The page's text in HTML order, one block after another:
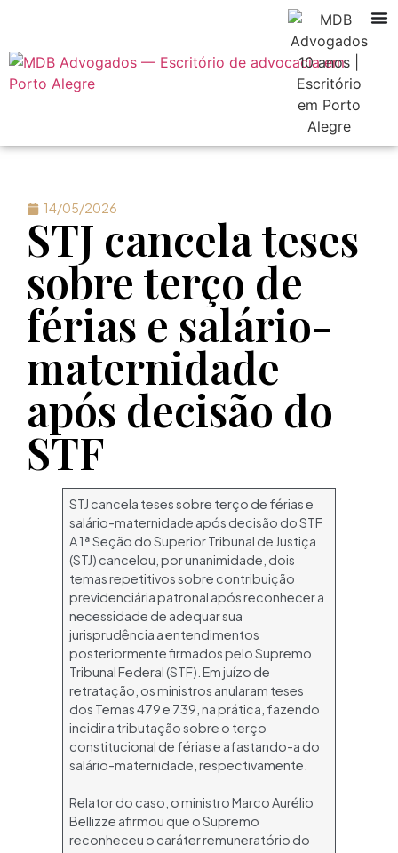
14/05/2026
STJ cancela teses
sobre terço de
férias e salário-
maternidade
após decisão do
STF
STJ cancela teses sobre terço de férias e
salário-maternidade após decisão do STF
A 1ª Seção do Superior Tribunal de Justiça
(STJ) cancelou, por unanimidade, dois
temas repetitivos sobre contribuição
previdenciária patronal após reconhecer a
necessidade de adequar sua
jurisprudência a entendimentos
posteriormente firmados pelo Supremo
Tribunal Federal (STF). Em juízo de
retratação, os ministros anularam teses
dos Temas 479 e 739, na prática, fazendo
incidir a tributação sobre o terço
constitucional de férias e afastando-a do
salário-maternidade, respectivamente.
Relator do caso, o ministro Marco Aurélio
Bellizze afirmou que o Supremo
reconheceu o caráter remuneratório do